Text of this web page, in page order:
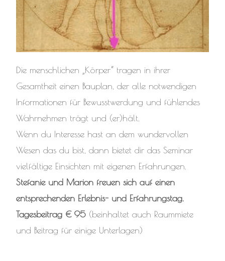
Die menschlichen „Körper“ tragen in ihrer
Gesamtheit einen Bauplan, der alle notwendigen
Informationen für Bewusstwerdung und fühlendes
Wahrnehmen trägt und (er)hält.
Wenn du Interesse hast an dem wundervollen
Wesen das du bist, dann bietet dir das Seminar
vielfältige Einsichten mit eigenen Erfahrungen.
Stefanie und Marion freuen sich auf einen
entsprechenden Erlebnis- und Erfahrungstag.
Tagesbeitrag € 95 (beinhaltet auch Raummiete
und Beitrag für einige Unterlagen)